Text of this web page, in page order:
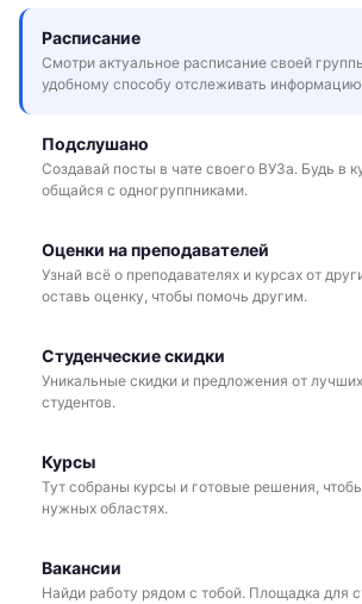
Расписание
Смотри актуальное расписание своей
удобному способу отслеживать
Подслушано
Создавай посты в чате своего ВУЗа. Будь в
общайся с одногруппниками.
Оценки на преподавателей
Узнай всё о преподавателях и курсах от
оставь оценку, чтобы помочь другим.
Студенческие скидки
Уникальные скидки и предложения от
студентов.
Курсы
Тут собраны курсы и готовые решения,
нужных областях.
Вакансии
Найди работу рядом с тобой. Площадка для